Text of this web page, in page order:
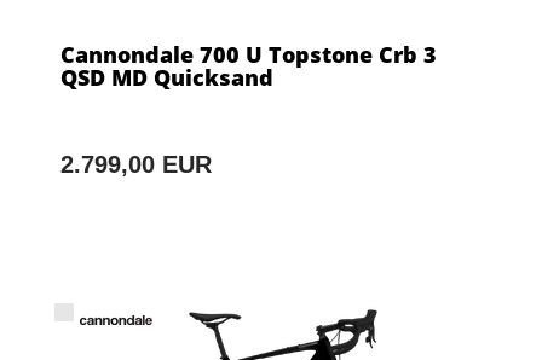
Cannondale 700 U Topstone Crb 3
QSD MD Quicksand
2.799,00 EUR